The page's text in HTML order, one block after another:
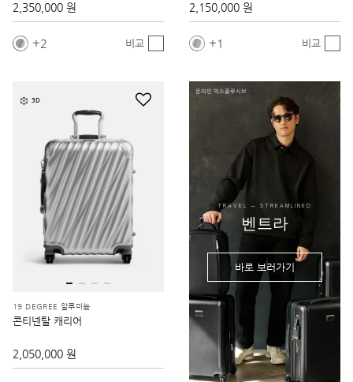
2,350,000 원
2 비교
2,150,000 원
1 비교
3D
19 DEGREE 알루미늄
콘티넨탈 캐리어
2,050,000 원
온라인 익스클루시브
TRAVEL — STREAMLINED
벤트라
바로 보러가기